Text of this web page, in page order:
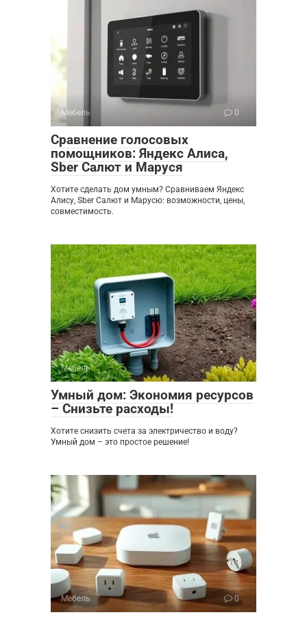
Мебель 0
Сравнение голосовых
помощников: Яндекс Алиса,
Sber Салют и Маруся
Хотите сделать дом умным? Сравниваем Яндекс
Алису, Sber Салют и Марусю: возможности, цены,
совместимость.
Мебель 0
Умный дом: Экономия ресурсов
– Снизьте расходы!
Хотите снизить счета за электричество и воду?
Умный дом – это простое решение!
Мебель 0